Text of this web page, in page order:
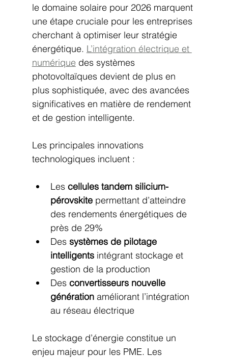
le domaine solaire pour 2026 marquent
une étape cruciale pour les entreprises
cherchant à optimiser leur stratégie
énergétique. L’intégration électrique et
numérique des systèmes
photovoltaïques devient de plus en
plus sophistiquée, avec des avancées
significatives en matière de rendement
et de gestion intelligente.
Les principales innovations
technologiques incluent :
Les cellules tandem silicium-
pérovskite permettant d’atteindre
des rendements énergétiques de
près de 29%
Des systèmes de pilotage
intelligents intégrant stockage et
gestion de la production
Des convertisseurs nouvelle
génération améliorant l’intégration
au réseau électrique
Le stockage d’énergie constitue un
enjeu majeur pour les PME. Les